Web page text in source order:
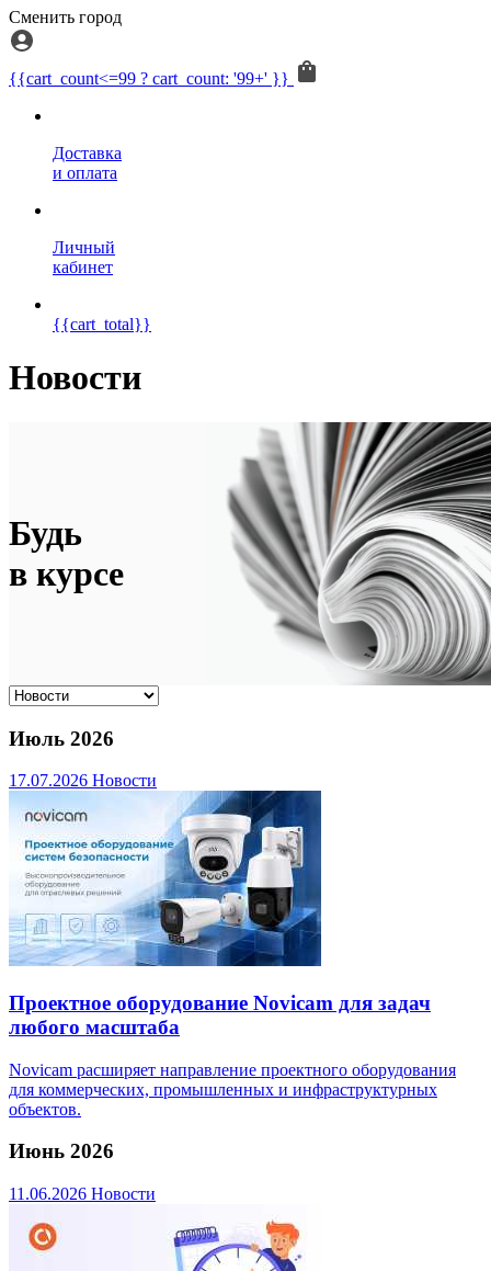
Сменить город
{{cart_count<=99 ? cart_count: '99+' }}
Доставка
и оплата
Личный
кабинет
{{cart_total}}
Новости
Будь
в курсе
Июль 2026
17.07.2026 Новости
Проектное оборудование Novicam для задач
любого масштаба
Novicam расширяет направление проектного оборудования
для коммерческих, промышленных и инфраструктурных
объектов.
Июнь 2026
11.06.2026 Новости